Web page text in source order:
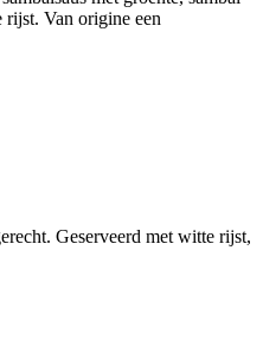
rijst. Van origine een
Geserveerd met witte rijst,